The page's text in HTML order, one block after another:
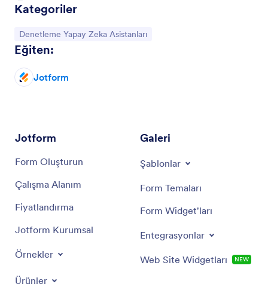
Kategoriler
Kategoriye git:
Denetleme Yapay Zeka Asistanları
Eğiten:
Jotform
Jotform
Form Oluşturun
Çalışma Alanım
Fiyatlandırma
Jotform Kurumsal
Örnekler
Ürünler
Galeri
Şablonlar
Form Temaları
Form Widget'ları
Entegrasyonlar
Web Site Widgetları NEW